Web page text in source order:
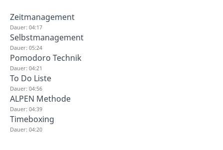
Zeitmanagement
Dauer: 04:17
Selbstmanagement
Dauer: 05:24
Pomodoro Technik
Dauer: 04:21
To Do Liste
Dauer: 04:56
ALPEN Methode
Dauer: 04:39
Timeboxing
Dauer: 04:20